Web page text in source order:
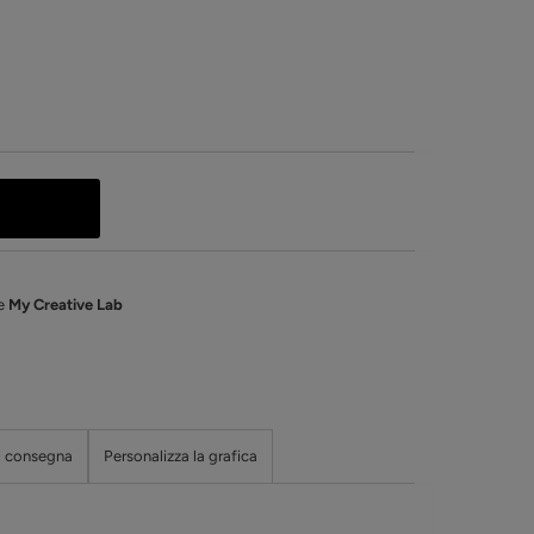
My Creative Lab
consegna Personalizza la grafica